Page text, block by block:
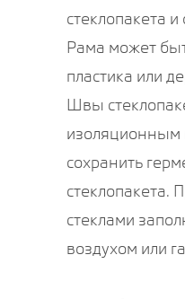
стеклопакета
Рама может
пластика или
Швы
изоляционным
сохранить
стеклопакета.
стеклами
воздухом или